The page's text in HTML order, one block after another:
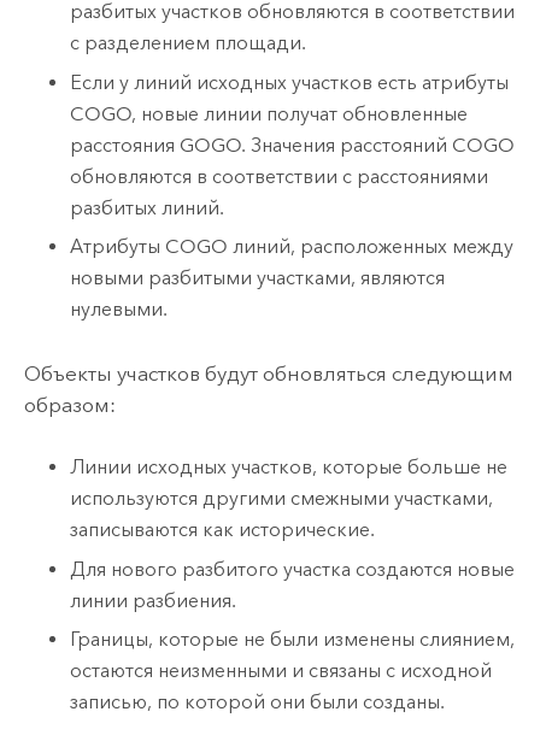
разбитых участков обновляются в соответствии
с разделением площади.
Если у линий исходных участков есть атрибуты
COGO, новые линии получат обновленные
расстояния GOGO. Значения расстояний COGO
обновляются в соответствии с расстояниями
разбитых линий.
Атрибуты COGO линий, расположенных между
новыми разбитыми участками, являются
нулевыми.
Объекты участков будут обновляться следующим
образом:
Линии исходных участков, которые больше не
используются другими смежными участками,
записываются как исторические.
Для нового разбитого участка создаются новые
линии разбиения.
Границы, которые не были изменены слиянием,
остаются неизменными и связаны с исходной
записью, по которой они были созданы.